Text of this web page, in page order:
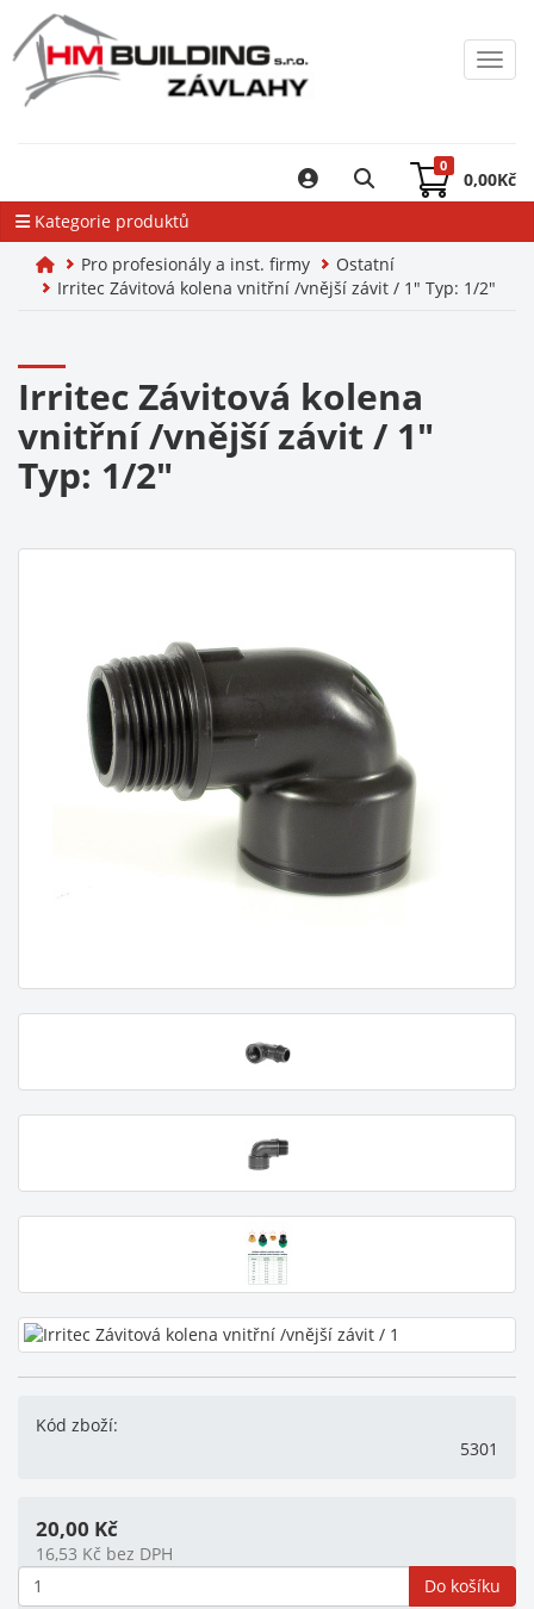
0
0,00Kč
Kategorie produktů
Pro profesionály a inst. firmy
Ostatní
Irritec Závitová kolena vnitřní /vnější závit / 1" Typ: 1/2"
Irritec Závitová kolena
vnitřní /vnější závit / 1"
Typ: 1/2"
Kód zboží:
5301
20,00 Kč
16,53 Kč bez DPH
Do košíku